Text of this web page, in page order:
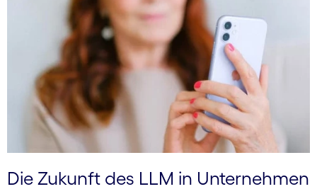
Die Zukunft des LLM in Unternehmen